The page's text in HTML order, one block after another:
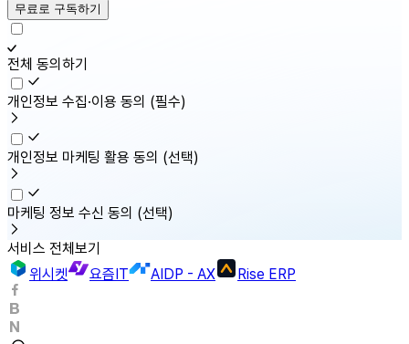
무료로 구독하기
전체 동의하기
개인정보 수집·이용 동의 (필수)
개인정보 마케팅 활용 동의 (선택)
마케팅 정보 수신 동의 (선택)
서비스 전체보기
위시켓
요즘IT AIDP - AX Rise ERP